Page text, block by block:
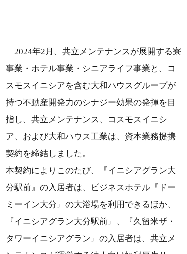
2024年2月、共立メンテナンスが展開する寮
事業・ホテル事業・シニアライフ事業と、コ
スモスイニシアを含む大和ハウスグループが
持つ不動産開発力のシナジー効果の発揮を目
指し、共立メンテナンス、コスモスイニシ
ア、および大和ハウス工業は、資本業務提携
契約を締結しました。
本契約によりこのたび、『イニシアグラン大
分駅前』の入居者は、ビジネスホテル『ドー
ミーイン大分』の大浴場を利用できるほか、
『イニシアグラン大分駅前』、『久留米ザ・
タワーイニシアグラン』の入居者は、共立メ